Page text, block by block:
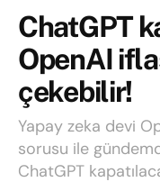
ChatGPT
OpenAI
çekebilir!
Yapay zeka devi
sorusu ile
ChatGPT